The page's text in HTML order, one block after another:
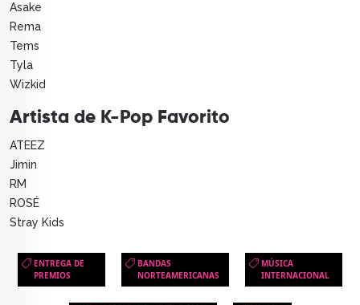
Asake
Rema
Tems
Tyla
Wizkid
Artista de K-Pop Favorito
ATEEZ
Jimin
RM
ROSÉ
Stray Kids
ENTREGA DE
PREMIOS
BANDAS
NORTEAMERICANAS
MÚSICA
INTERNACIONAL